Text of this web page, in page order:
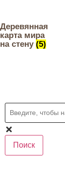
Деревянная
карта мира
на стену (5)
Поиск